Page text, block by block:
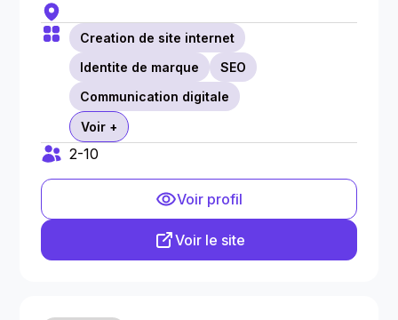
Creation de site internet
Identite de marque
SEO
Communication digitale
Voir +
2-10
Voir profil
Voir le site